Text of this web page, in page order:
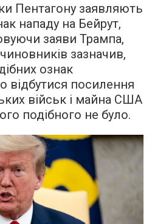
Пентагону заявляють
нападу на Бейрут,
заяви Трампа,
зазначив,
ознак
відбутися посилення
військ і майна США
подібного не було.